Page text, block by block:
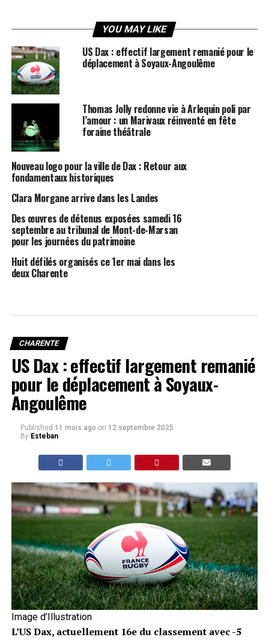
YOU MAY LIKE
US Dax : effectif largement remanié pour le
déplacement à Soyaux-Angoulême
Thomas Jolly redonne vie à Arlequin poli par
l’amour : un Marivaux réinventé en fête
foraine théâtrale
Nouveau logo pour la ville de Dax : Retour aux
fondamentaux historiques
Clara Morgane arrive dans les Landes
Des œuvres de détenus exposées samedi 16
septembre au tribunal de Mont-de-Marsan
pour les journées du patrimoine
Huit défilés organisés ce 1er mai dans les
deux Charente
CHARENTE
US Dax : effectif largement remanié
pour le déplacement à Soyaux-
Angoulême
Published 11 mois ago on 12 septembre 2025
By Esteban
Image d’Illustration
L’US Dax, actuellement 16e du classement avec -5